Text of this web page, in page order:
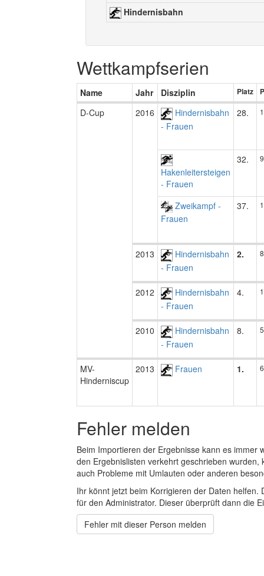
Hindernisbahn
Wettkampfserien
Name Jahr Disziplin Platz
D-Cup 2016
Hindernisbahn
- Frauen
28.
Hakenleitersteigen
- Frauen
32. 9
Zweikampf -
Frauen
37.
2013
Hindernisbahn
- Frauen
2.
2012
Hindernisbahn
- Frauen
4.
2010
Hindernisbahn
- Frauen
8.
MV-
Hinderniscup
2013 Frauen 1.
Fehler melden
Beim Importieren der Ergebnisse kann es
den Ergebnislisten verkehrt geschrieben
auch Probleme mit Umlauten oder anderen
Ihr könnt jetzt beim Korrigieren der Daten
für den Administrator. Dieser überprüft dann die
Fehler mit dieser Person melden